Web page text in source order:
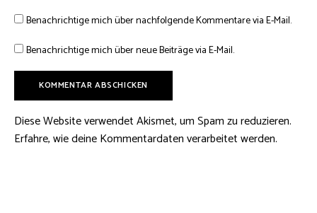
Benachrichtige mich über nachfolgende Kommentare via E-Mail.
Benachrichtige mich über neue Beiträge via E-Mail.
Diese Website verwendet Akismet, um Spam zu reduzieren.
Erfahre, wie deine Kommentardaten verarbeitet werden.